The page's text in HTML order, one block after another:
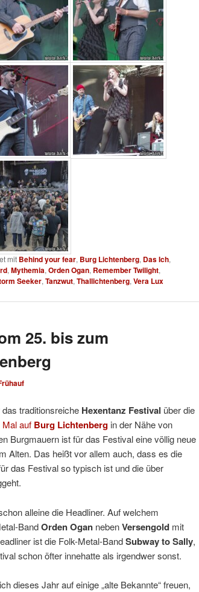
mit Behind your fear, Burg Lichtenberg, Das Ich,
,Mythemia,Orden Ogan, Remember Twilight,
Seeker,Tanzwut,Thallichtenberg,Vera Lux
25. bis zum
traditionsreiche Hexentanz Festival über die
auf Burg Lichtenberg in der Nähe von
Burgmauern ist für das Festival eine völlig neue
Alten. Das heißt vor allem auch, dass es die
das Festival so typisch ist und die über
alleine die Headliner. Auf welchem
BandOrden Ogan nebenVersengold mit
ist die Folk-Metal-BandSubway to Sally,
schon öfter innehatte als irgendwer sonst.
dieses Jahr auf einige „alte Bekannte“ freuen,